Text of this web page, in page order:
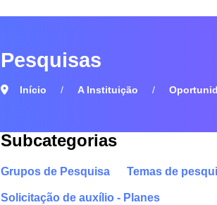
Pesquisas
Início A Instituição
Subcategorias
Grupos de Pesquisa Temas de
Solicitação de auxílio - Planes